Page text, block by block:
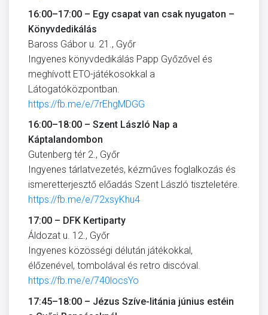
16:00–17:00 – Egy csapat van csak nyugaton –
Könyvdedikálás
Baross Gábor u. 21., Győr
Ingyenes könyvdedikálás Papp Győzővel és
meghívott ETO-játékosokkal a
Látogatóközpontban.
https://fb.me/e/7rEhgMDGG
16:00–18:00 – Szent László Nap a
Káptalandombon
Gutenberg tér 2., Győr
Ingyenes tárlatvezetés, kézműves foglalkozás és
ismeretterjesztő előadás Szent László tiszteletére.
https://fb.me/e/72xsyKhu4
17:00 – DFK Kertiparty
Áldozat u. 12., Győr
Ingyenes közösségi délután játékokkal,
élőzenével, tombolával és retro discóval.
https://fb.me/e/740locsYo
17:45–18:00 – Jézus Szíve-litánia június estéin